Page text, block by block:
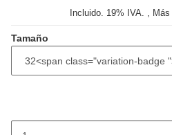
Incluido. 19% IVA. , Más
Tamaño